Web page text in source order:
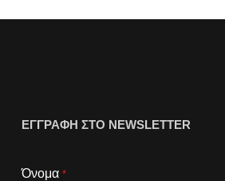
ΕΓΓΡΑΦΗ ΣΤΟ NEWSLETTER
Όνομα *